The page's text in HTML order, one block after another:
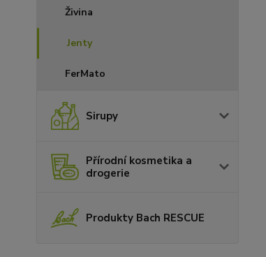
Živina
Jenty
FerMato
Sirupy
Přírodní kosmetika a
drogerie
Produkty Bach RESCUE